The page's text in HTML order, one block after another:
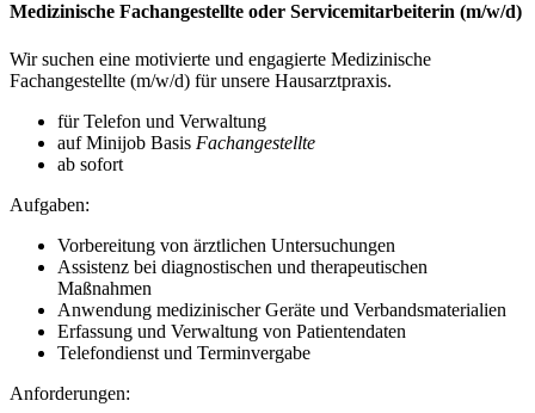
Medizinische Fachangestellte oder Servicemitarbeiterin (m/w/d)
Wir suchen eine motivierte und engagierte Medizinische
Fachangestellte (m/w/d) für unsere Hausarztpraxis.
für Telefon und Verwaltung
auf Minijob Basis Fachangestellte
ab sofort
Aufgaben:
Vorbereitung von ärztlichen Untersuchungen
Assistenz bei diagnostischen und therapeutischen
Maßnahmen
Anwendung medizinischer Geräte und Verbandsmaterialien
Erfassung und Verwaltung von Patientendaten
Telefondienst und Terminvergabe
Anforderungen: